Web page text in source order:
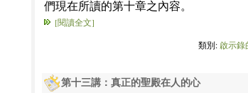
們現在所讀的第十章之內容。
[閱讀全文]
類別: 啟示錄
第十三講：真正的聖殿在人的心